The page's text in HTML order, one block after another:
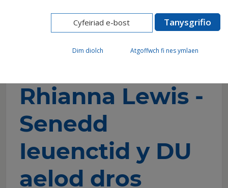
Fforwm Ieuenctid Blaenau Gwent
Rhianna Lewis - Senedd Ieuenctid y DU aelod
dros Flaenau Gwent
Rhianna Lewis -
Senedd
Ieuenctid y DU
aelod dros
Dim diolch Atgoffwch fi nes ymlaen